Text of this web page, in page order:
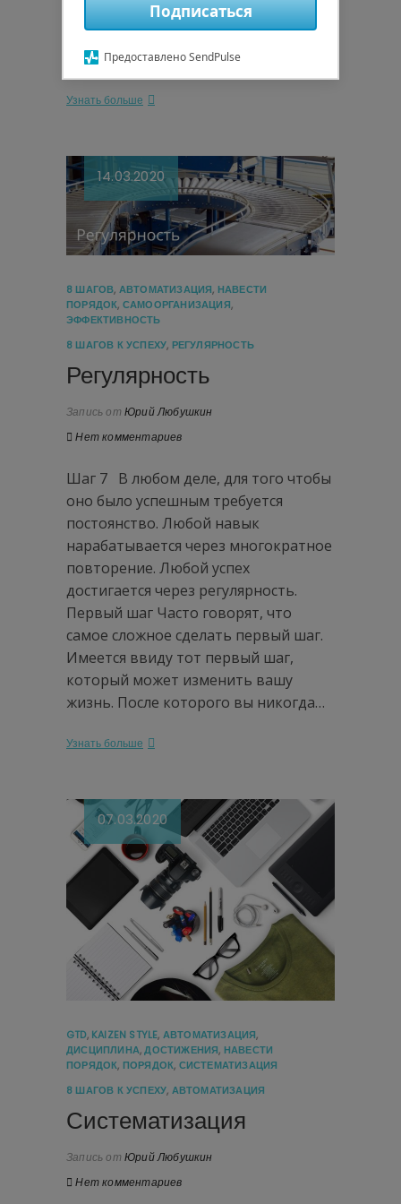
клиенту, сразу зафиксировали. Но
что делать, если вы уже начали вести
прием и есть очередь?…
Узнать больше
14.03.2020
8 ШАГОВ, АВТОМАТИЗАЦИЯ, НАВЕСТИ
ПОРЯДОК, САМООРГАНИЗАЦИЯ,
ЭФФЕКТИВНОСТЬ
8 ШАГОВ К УСПЕХУ, РЕГУЛЯРНОСТЬ
Регулярность
Запись от Юрий Любушкин
Нет комментариев
Шаг 7 В любом деле, для того чтобы
оно было успешным требуется
постоянство. Любой навык
нарабатывается через многократное
повторение. Любой успех
достигается через регулярность.
Первый шаг Часто говорят, что
самое сложное сделать первый шаг.
Имеется ввиду тот первый шаг,
который может изменить вашу
жизнь. После которого вы никогда…
Узнать больше
07.03.2020
GTD, KAIZEN STYLE, АВТОМАТИЗАЦИЯ,
ДИСЦИПЛИНА,ДОСТИЖЕНИЯ, НАВЕСТИ
ПОРЯДОК, ПОРЯДОК, СИСТЕМАТИЗАЦИЯ
8 ШАГОВ К УСПЕХУ, АВТОМАТИЗАЦИЯ
Систематизация
Запись от Юрий Любушкин
Нет комментариев
Подписаться
Предоставлено SendPulse